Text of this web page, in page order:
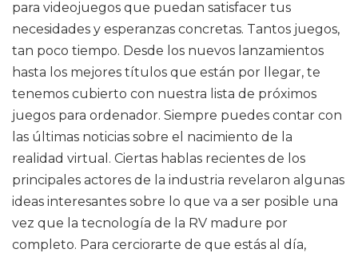
para videojuegos que puedan satisfacer tus
necesidades y esperanzas concretas. Tantos juegos,
tan poco tiempo. Desde los nuevos lanzamientos
hasta los mejores títulos que están por llegar, te
tenemos cubierto con nuestra lista de próximos
juegos para ordenador. Siempre puedes contar con
las últimas noticias sobre el nacimiento de la
realidad virtual. Ciertas hablas recientes de los
principales actores de la industria revelaron algunas
ideas interesantes sobre lo que va a ser posible una
vez que la tecnología de la RV madure por
completo. Para cerciorarte de que estás al día,